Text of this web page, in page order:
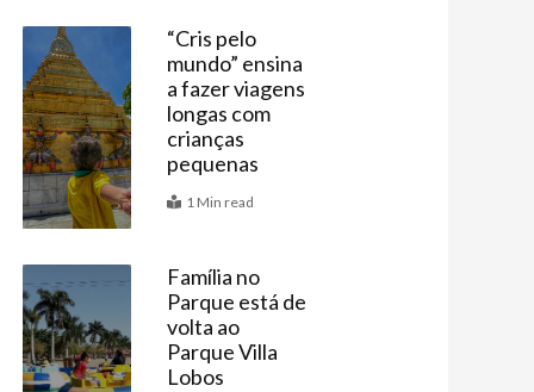
Agenda
“Cris pelo
mundo” ensina
a fazer viagens
longas com
crianças
pequenas
1 Min read
Agenda
Família no
Parque está de
volta ao
Parque Villa
Lobos